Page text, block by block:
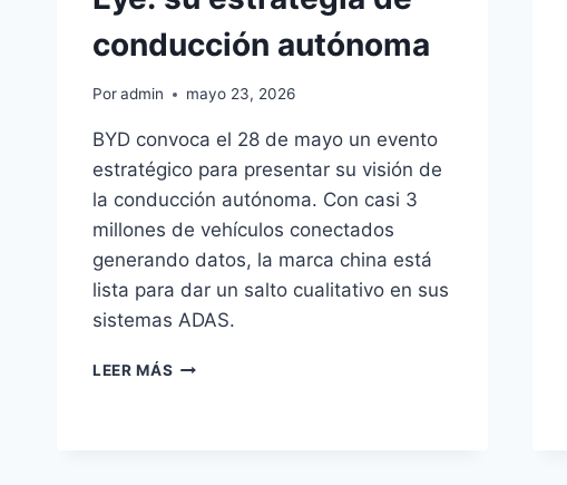
conducción autónoma
Poradmin mayo 23, 2026
BYD convoca el 28 de mayo un evento
estratégico para presentar su visión de
la conducción autónoma. Con casi 3
millones de vehículos conectados
generando datos, la marca china está
lista para dar un salto cualitativo en sus
sistemas ADAS.
LEER MÁS BYD